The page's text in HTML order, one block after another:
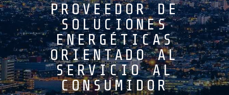
PROVEEDOR DE
SOLUCIONES
ENERGÉTICAS
ORIENTADO AL
SERVICIO AL
CONSUMIDOR